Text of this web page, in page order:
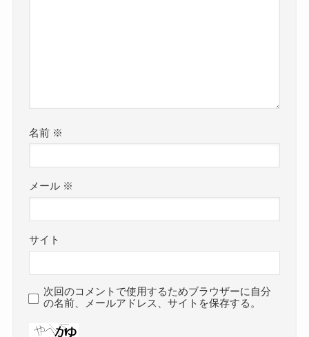
名前 ※
メール ※
サイト
次回のコメントで使用するためブラウザーに自分
の名前、メールアドレス、サイトを保存する。